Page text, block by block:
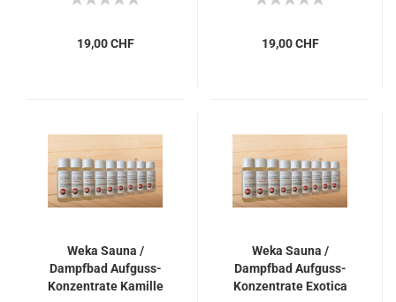
19,00 CHF 19,00 CHF
Weka Sauna /
Dampfbad Aufguss-
Konzentrate Kamille
Weka Sauna /
Dampfbad Aufguss-
Konzentrate Exotica